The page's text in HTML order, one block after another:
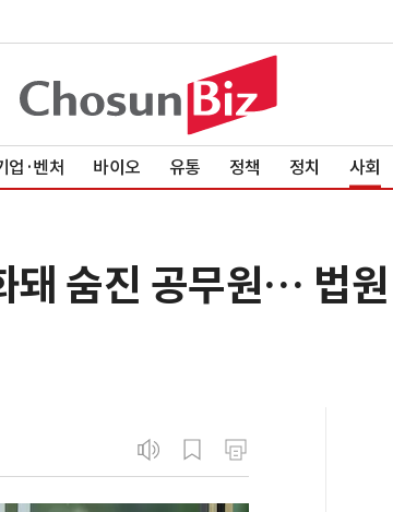
업·벤처 바이오 유통 정책 정치 사회
돼 숨진 공무원… 법